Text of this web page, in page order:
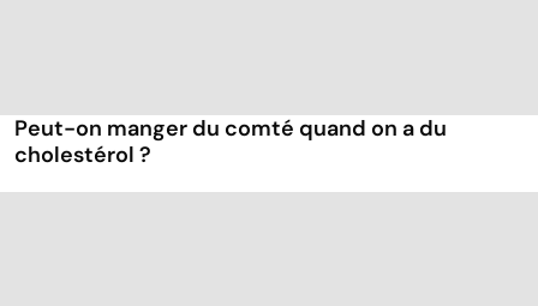
Peut-on manger du comté quand on a du
cholestérol ?